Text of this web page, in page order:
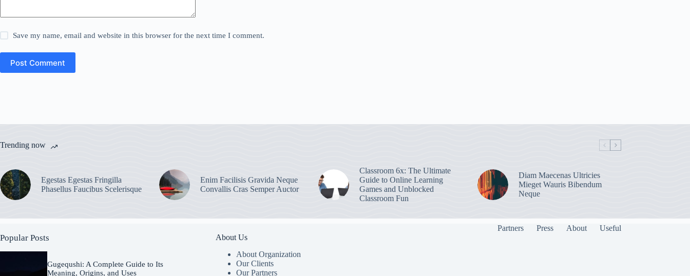
Save my name, email and website in this browser for the next time I comment.
Post Comment
Trending now
Egestas Egestas Fringilla
Phasellus Faucibus Scelerisque
Enim Facilisis Gravida Neque
Convallis Cras Semper Auctor
Classroom 6x: The Ultimate
Guide to Online Learning
Games and Unblocked
Classroom Fun
Diam Maecenas Ultricies
Mieget Wauris Bibendum
Neque
Partners Press About Useful
Popular Posts
Gugequshi: A Complete Guide to Its
Meaning, Origins, and Uses
About Us
About Organization
Our Clients
Our Partners